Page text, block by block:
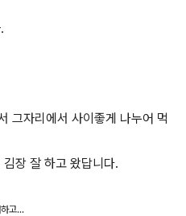
그자리에서 사이좋게 나누어 먹
장 잘 하고 왔답니다.
고...